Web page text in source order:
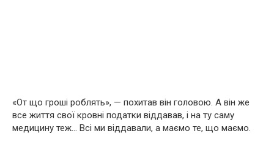
«От що гроші роблять», — похитав він головою. А він же
все життя свої кровні податки віддавав, і на ту саму
медицину теж… Всі ми віддавали, а маємо те, що маємо.